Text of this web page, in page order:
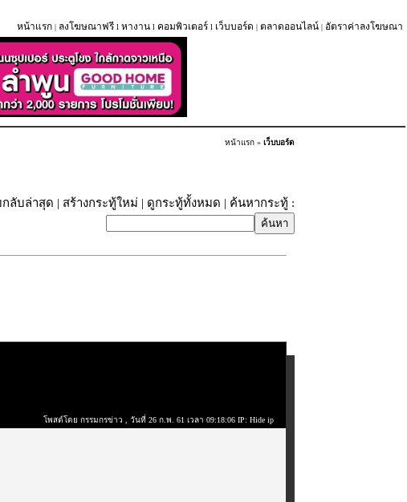
หน้าแรก | ลงโฆษณาฟรี l หางาน l คอมพิวเตอร์ l เว็บบอร์ด | ตลาดออนไลน์ | อัตราค่าลงโฆษณา
หน้าแรก » เว็บบอร์ด
ลับล่าสุด | สร้างกระทู้ใหม่ | ดูกระทู้ทั้งหมด | ค้นหากระทู้ :
โพสต์โดย กรรมกรข่าว , วันที่ 26 ก.พ. 61 เวลา 09:18:06 IP: Hide ip